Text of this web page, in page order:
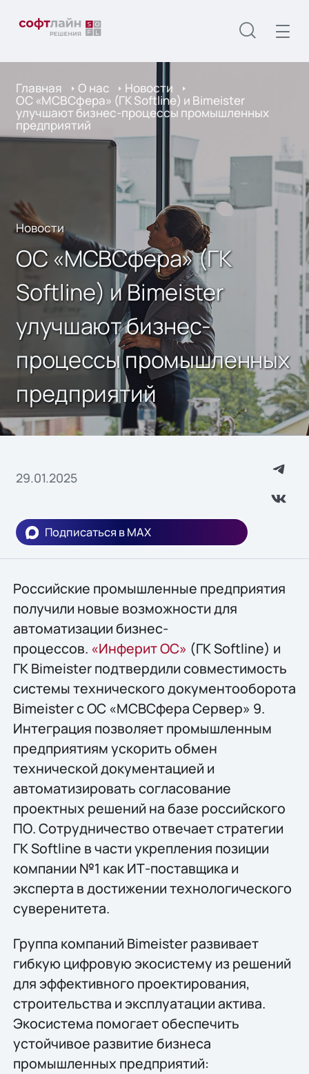
Главная О нас Новости
ОС «МСВСфера» (ГК Softline) и Bimeister
улучшают бизнес-процессы промышленных
предприятий
Новости
ОС «МСВСфера» (ГК
Softline) и Bimeister
улучшают бизнес-
процессы промышленных
предприятий
29.01.2025
Подписаться в MAX
Российские промышленные предприятия
получили новые возможности для
автоматизации бизнес-
процессов. «Инферит ОС» (ГК Softline) и
ГК Bimeister подтвердили совместимость
системы технического документооборота
Bimeister с ОС «МСВСфера Сервер» 9.
Интеграция позволяет промышленным
предприятиям ускорить обмен
технической документацией и
автоматизировать согласование
проектных решений на базе российского
ПО. Сотрудничество отвечает стратегии
ГК Softline в части укрепления позиции
компании №1 как ИТ-поставщика и
эксперта в достижении технологического
суверенитета.
Группа компаний Bimeister развивает
гибкую цифровую экосистему из решений
для эффективного проектирования,
строительства и эксплуатации актива.
Экосистема помогает обеспечить
устойчивое развитие бизнеса
промышленных предприятий: